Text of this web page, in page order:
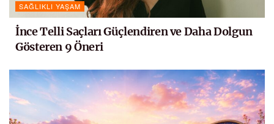
SAĞLIKLI YAŞAM
İnce Telli Saçları Güçlendiren ve Daha Dolgun
Gösteren 9 Öneri